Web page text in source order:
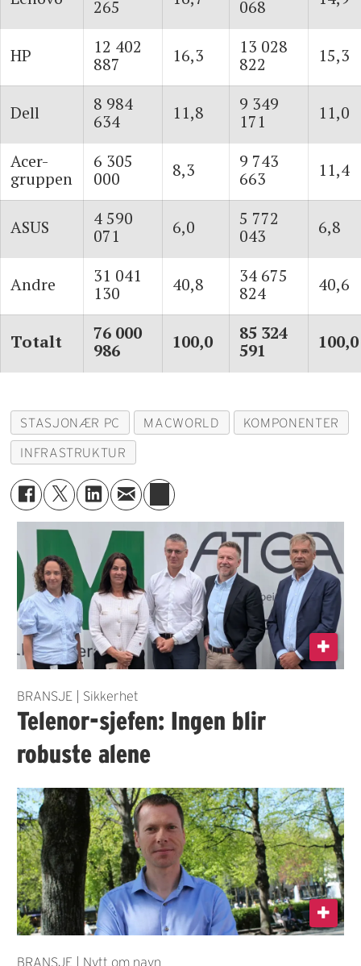
265 068
HP
12 402
887
16,3
13 028
822
15,3
Dell
8 984
634
11,8
9 349
171
11,0
Acer-
gruppen
6 305
000
8,3
9 743
663
11,4
ASUS
4 590
071
6,0
5 772
043
6,8
Andre
31 041
130
40,8
34 675
824
40,6
Totalt
76 000
986
100,0
85 324
591
100,0
STASJONÆR PC MACWORLD KOMPONENTER
INFRASTRUKTUR
BRANSJE | Sikkerhet
Telenor-sjefen: Ingen blir
robuste alene
BRANSJE | Nytt om navn